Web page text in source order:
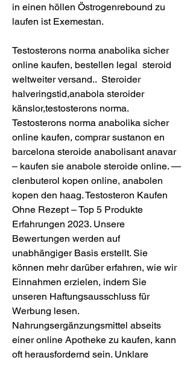
in einen höllen Östrogenrebound zu
laufen ist Exemestan.
Testosterons norma anabolika sicher
online kaufen, bestellen legal  steroid
weltweiter versand..  Steroider
halveringstid,anabola steroider
känslor,testosterons norma.
Testosterons norma anabolika sicher
online kaufen, comprar sustanon en
barcelona steroide anabolisant anavar
– kaufen sie anabole steroide online. —
clenbuterol kopen online, anabolen
kopen den haag. Testosteron Kaufen
Ohne Rezept – Top 5 Produkte
Erfahrungen 2023. Unsere
Bewertungen werden auf
unabhängiger Basis erstellt. Sie
können mehr darüber erfahren, wie wir
Einnahmen erzielen, indem Sie
unseren Haftungsausschluss für
Werbung lesen.
Nahrungsergänzungsmittel abseits
einer online Apotheke zu kaufen, kann
oft herausfordernd sein. Unklare